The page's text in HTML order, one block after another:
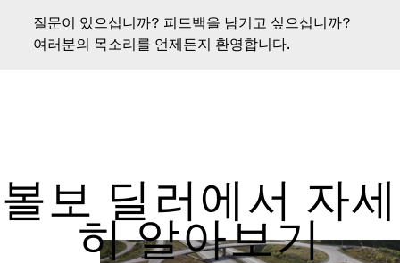
질문이 있으십니까? 피드백을 남기고 싶으십니까?
여러분의 목소리를 언제든지 환영합니다.
볼보 딜러에서 자세
히 알아보기